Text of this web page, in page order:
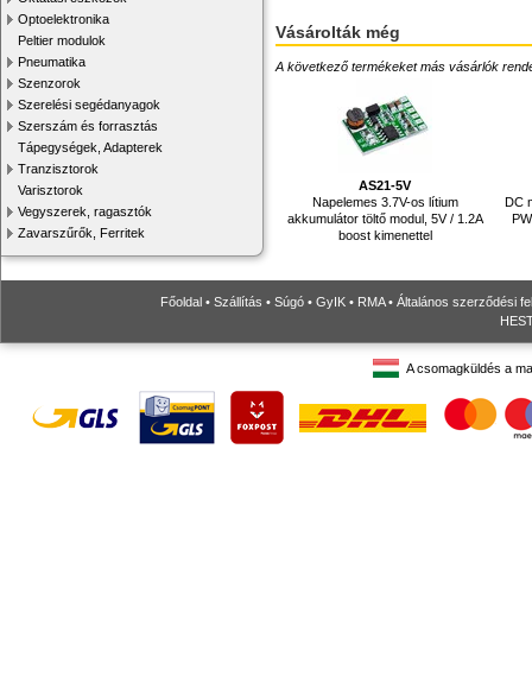
Optoelektronika
Peltier modulok
Pneumatika
Szenzorok
Szerelési segédanyagok
Szerszám és forrasztás
Tápegységek, Adapterek
Tranzisztorok
Varisztorok
Vegyszerek, ragasztók
Zavarszűrők, Ferritek
Vásárolták még
A következő termékeket más vásárlók
AS21-5V
Napelemes 3.7V-os lítium
akkumulátor töltő modul, 5V / 1.2A
boost kimenettel
DC
Főoldal • Szállítás • Súgó • GyIK • RMA• Általános szerződési
A csomagküldés a